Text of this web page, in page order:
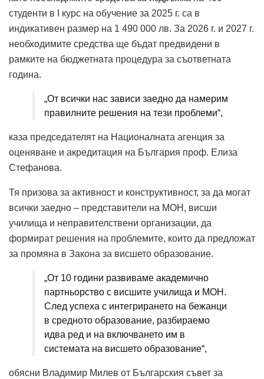
студенти в I курс на обучение за 2025 г. са в
индикативен размер на 1 490 000 лв. За 2026 г. и 2027 г.
необходимите средства ще бъдат предвидени в
рамките на бюджетната процедура за съответната
година.
„От всички нас зависи заедно да намерим
правилните решения на тези проблеми“,
каза председателят на Националната агенция за
оценяване и акредитация на България проф. Елиза
Стефанова.
Тя призова за активност и конструктивност, за да могат
всички заедно – представители на МОН, висши
училища и неправителствени организации, да
формират решения на проблемите, които да предложат
за промяна в Закона за висшето образование.
„От 10 години развиваме академично
партньорство с висшите училища и МОН.
След успеха с интегрирането на бежанци
в средното образование, разбираемо
идва ред и на включването им в
системата на висшето образование“,
обясни Владимир Милев от Българския съвет за